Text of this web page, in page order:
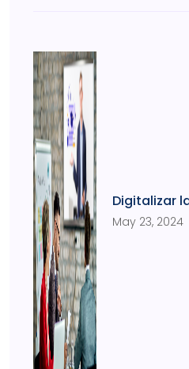
Digitalizar
May 23, 2024